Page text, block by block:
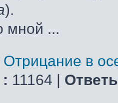
).
мной ...
Отрицание в
11164 |